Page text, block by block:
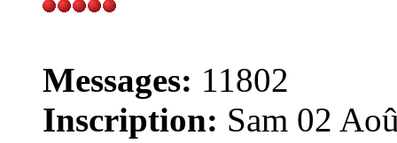
Messages: 11802
Inscription: Sam 02